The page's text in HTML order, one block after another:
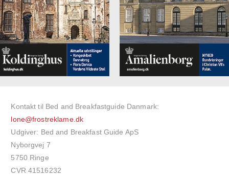
Kontakt til Bed and Breakfastguide Danmark:
lone@frostreklame.dk
Udgiver: Bed and Breakfast Guide ApS
Nyborgvej 7
5750 Ringe
CVR 41516232